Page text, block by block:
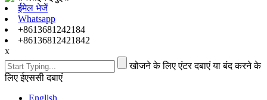
ईमेल भेजें
Whatsapp
+8613681242184
+86136812421842
x
खोजने के लिए एंटर दबाएं या बंद करने के
लिए ईएससी दबाएं